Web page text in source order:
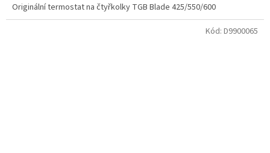
Originální termostat na čtyřkolky TGB Blade 425/550/600
Kód: D9900065